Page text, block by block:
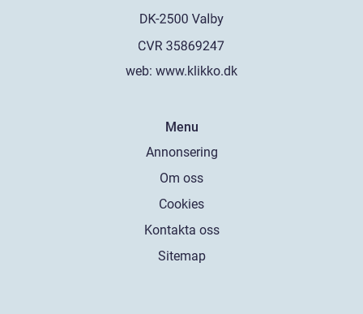
web: www.klikko.dk
Menu
Annonsering
Om oss
Cookies
Kontakta oss
Sitemap